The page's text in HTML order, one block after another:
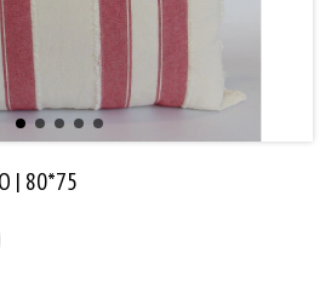
| 80*75